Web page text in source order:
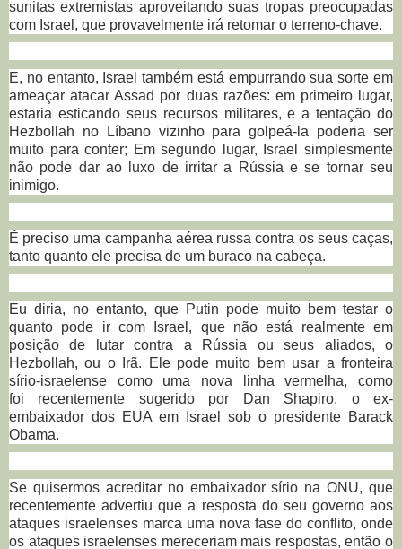
sunitas extremistas aproveitando suas tropas preocupadas
com Israel, que provavelmente irá retomar o terreno-chave.
E, no entanto, Israel também está empurrando sua sorte em
ameaçar atacar Assad por duas razões: em primeiro lugar,
estaria esticando seus recursos militares, e a tentação do
Hezbollah no Líbano vizinho para golpeá-la poderia ser
muito para conter; Em segundo lugar, Israel simplesmente
não pode dar ao luxo de irritar a Rússia e se tornar seu
inimigo.
É preciso uma campanha aérea russa contra os seus caças,
tanto quanto ele precisa de um buraco na cabeça.
Eu diria, no entanto, que Putin pode muito bem testar o
quanto pode ir com Israel, que não está realmente em
posição de lutar contra a Rússia ou seus aliados, o
Hezbollah, ou o Irã.
Ele pode muito bem usar a fronteira
sírio-israelense como uma nova linha vermelha, como
foi recentemente sugerido por Dan Shapiro, o ex-
embaixador dos EUA em Israel sob o presidente Barack
Obama.
Se quisermos acreditar no embaixador sírio na ONU, que
recentemente advertiu que a resposta do seu governo aos
ataques israelenses marca uma nova fase do conflito, onde
os ataques israelenses mereceriam mais respostas, então o